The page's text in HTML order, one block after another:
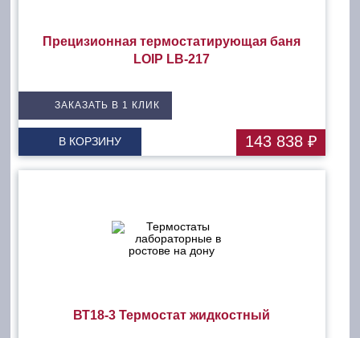
Прецизионная термостатирующая баня
LOIP LB-217
ЗАКАЗАТЬ В 1 КЛИК
В КОРЗИНУ 143 838 ₽
ВТ18-3 Термостат жидкостный